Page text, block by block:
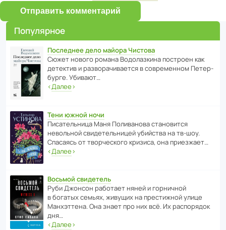
Отправить комментарий
Популярное
Последнее дело майора Чистова
Сюжет нового романа Водо­ла­з­кина пост­роен как
дете­ктив и разво­ра­чи­ва­ется в совре­менном Пете­р­
бурге. Убивают…
‹Далее›
Тени южной ночи
Писа­тель­ница Маня Поли­ва­нова стано­вится
невольной свиде­тель­ницей убийства на тв-шоу.
Спасаясь от твор­че­с­кого кризиса, она приезжает…
‹Далее›
Восьмой свидетель
Руби Джонсон рабо­тает няней и горни­чной
в богатых семьях, живущих на прес­ти­жной улице
Манх­эт­тена. Она знает про них всё. Их распо­рядок
дня…
‹Далее›